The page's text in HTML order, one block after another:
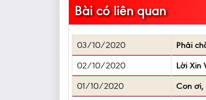
Bài có liên quan
03/10/2020 Phải
02/10/2020
Lời Xin
01/10/2020
Con ơi,